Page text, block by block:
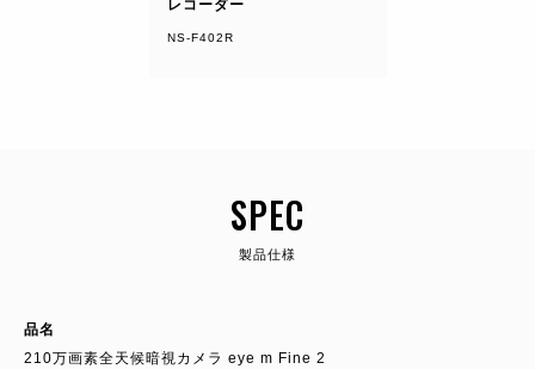
レコーダー
NS-F402R
SPEC
製品仕様
品名
210万画素全天候暗視カメラ eye m Fine 2